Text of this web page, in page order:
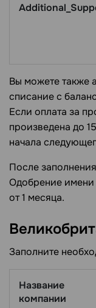
Вы можете также
списание с
Если оплата за
произведена до
начала
После
Одобрение имени
от 1 месяца.
Заполните
Название
компании